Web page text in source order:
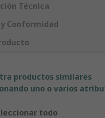
Técnica
Conformidad
productos similares
uno o varios
todo